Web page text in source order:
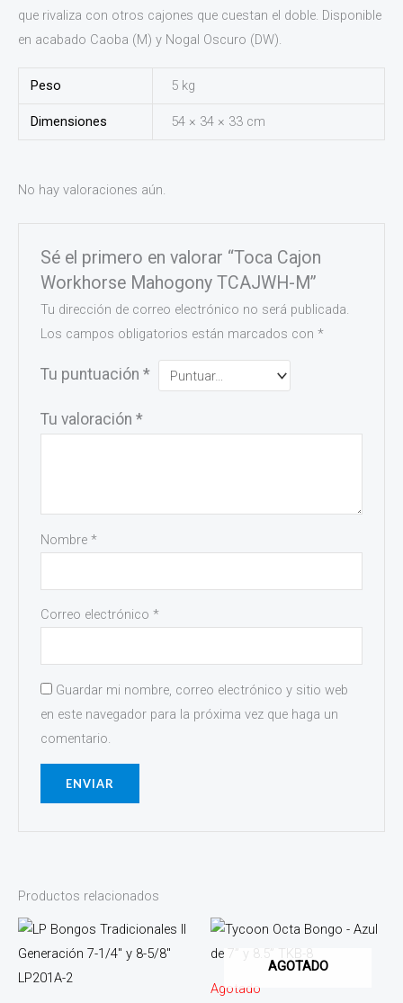
que rivaliza con otros cajones que cuestan el doble. Disponible
en acabado Caoba (M) y Nogal Oscuro (DW).
Peso 5 kg
Dimensiones 54 × 34 × 33 cm
No hay valoraciones aún.
Sé el primero en valorar “Toca Cajon
Workhorse Mahogony TCAJWH-M”
Tu dirección de correo electrónico no será publicada.
Los campos obligatorios están marcados con*
Tu puntuación*
Tu valoración*
Nombre*
Correo electrónico*
Guardar mi nombre, correo electrónico y sitio web
en este navegador para la próxima vez que haga un
comentario.
Productos relacionados
AGOTADO
Agotado